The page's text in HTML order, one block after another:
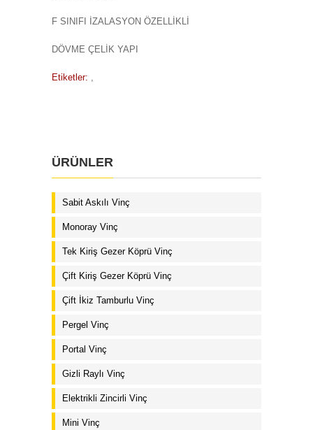
F SINIFI İZALASYON ÖZELLİKLİ
DÖVME ÇELİK YAPI
Etiketler: ,
ÜRÜNLER
Sabit Askılı Vinç
Monoray Vinç
Tek Kiriş Gezer Köprü Vinç
Çift Kiriş Gezer Köprü Vinç
Çift İkiz Tamburlu Vinç
Pergel Vinç
Portal Vinç
Gizli Raylı Vinç
Elektrikli Zincirli Vinç
Mini Vinç